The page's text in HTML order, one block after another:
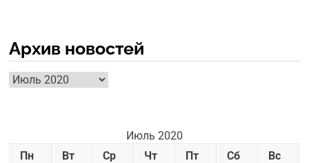
Архив новостей
Архив
новостей
Июль 2020
Пн
Вт Ср Чт Пт Сб
Вс